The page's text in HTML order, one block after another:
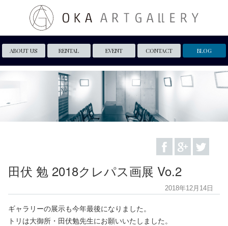
ABOUT US RENTAL EVENT CONTACT BLOG
田伏 勉 2018クレパス画展 Vo.2
2018年12月14日
ギャラリーの展示も今年最後になりました。
トリは大御所・田伏勉先生にお願いいたしました。